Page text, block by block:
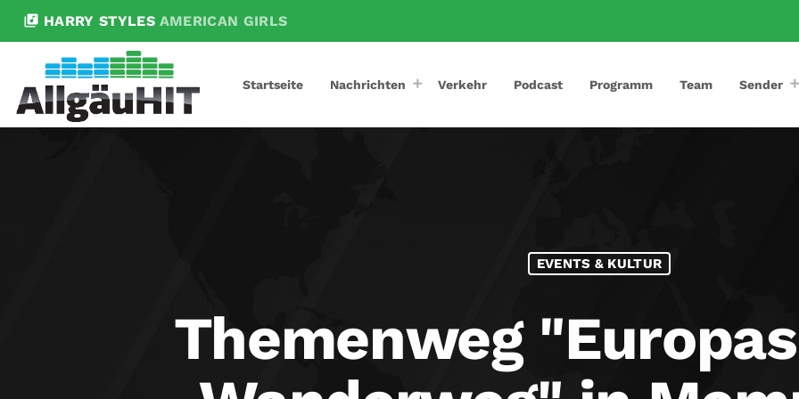
library_music HARRY STYLES AMERICAN GIRLS
Startseite Nachrichten Verkehr Podcast Programm Team Sender
EVENTS & KULTUR
Themenweg